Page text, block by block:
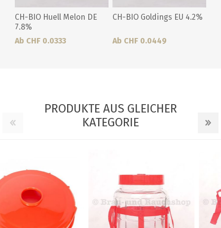
CH-BIO Huell Melon DE
7.8%
Ab CHF 0.0333
CH-BIO Goldings EU 4.2%
Ab CHF 0.0449
PRODUKTE AUS GLEICHER
KATEGORIE